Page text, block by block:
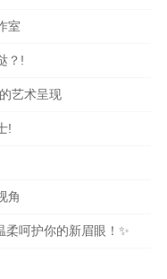
室
？!
艺术呈现
!
角
柔呵护你的新眉眼！✨